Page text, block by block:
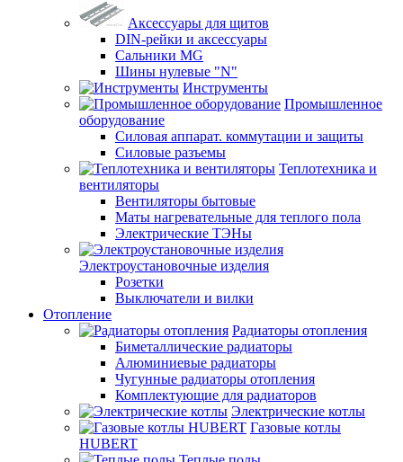
Аксессуары для щитов
DIN-рейки и аксессуары
Сальники MG
Шины нулевые "N"
Инструменты
Промышленное
оборудование
Силовая аппарат. коммутации и защиты
Силовые разъемы
Теплотехника и
вентиляторы
Вентиляторы бытовые
Маты нагревательные для теплого пола
Электрические ТЭНы
Электроустановочные изделия
Розетки
Выключатели и вилки
Отопление
Радиаторы отопления
Биметаллические радиаторы
Алюминиевые радиаторы
Чугунные радиаторы отопления
Комплектующие для радиаторов
Электрические котлы
Газовые котлы
HUBERT